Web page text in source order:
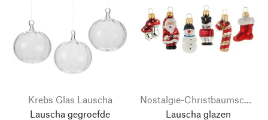
Krebs Glas Lauscha
Lauscha gegroefde
Nostalgie-Christbaumschmuck
Lauscha glazen